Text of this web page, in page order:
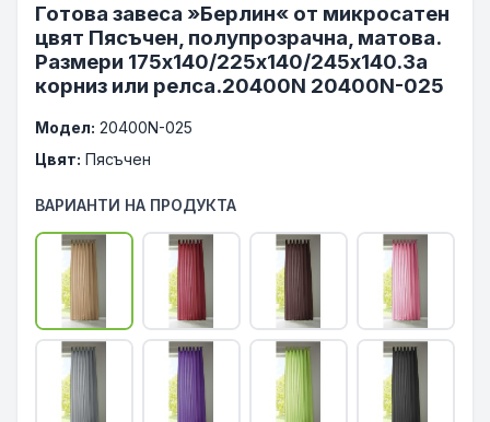
Готова завеса »Берлин« от микросатен
цвят Пясъчен, полупрозрачна, матова.
Размери 175х140/225х140/245х140.За
корниз или релса.20400N 20400N-025
Модел: 20400N-025
Цвят: Пясъчен
ВАРИАНТИ НА ПРОДУКТА